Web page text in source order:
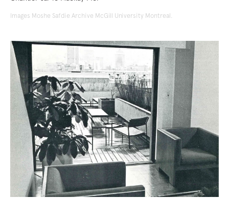
Images Moshe Safdie Archive McGill University Montreal.